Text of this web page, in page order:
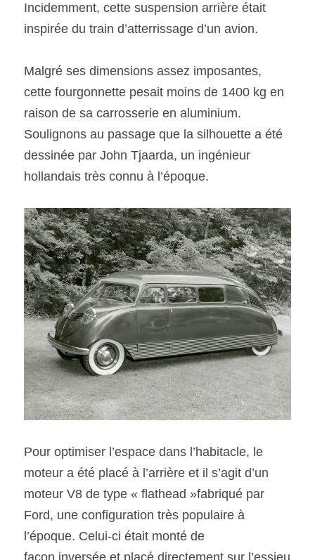
Incidemment, cette suspension arrière était
inspirée du train d’atterrissage d’un avion.
Malgré ses dimensions assez imposantes,
cette fourgonnette pesait moins de 1400 kg en
raison de sa carrosserie en aluminium.
Soulignons au passage que la silhouette a été
dessinée par John Tjaarda, un ingénieur
hollandais très connu à l’époque.
Pour optimiser l’espace dans l’habitacle, le
moteur a été placé à l’arrière et il s’agit d’un
moteur V8 de type « flathead »fabriqué par
Ford, une configuration très populaire à
l’époque. Celui-ci était monté de